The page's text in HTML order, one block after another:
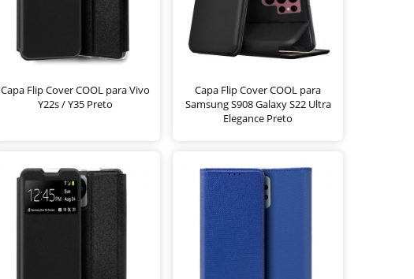
Capa Flip Cover COOL para Vivo
Y22s / Y35 Preto
Capa Flip Cover COOL para
Samsung S908 Galaxy S22 Ultra
Elegance Preto